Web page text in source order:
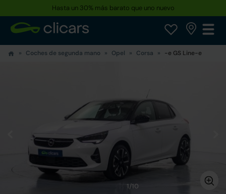
Hasta un 30% más barato que uno nuevo
Coches de segunda mano Opel Corsa -e GS Line-e
1/10